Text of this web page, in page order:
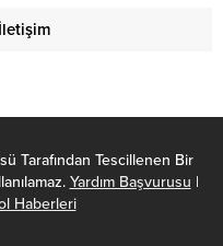
yapar, deri mühendisi çalışma
erişebilirsiniz.
İletişim
Tarafından Tescillenen Bir
Yardım Başvurusu |
Haberleri